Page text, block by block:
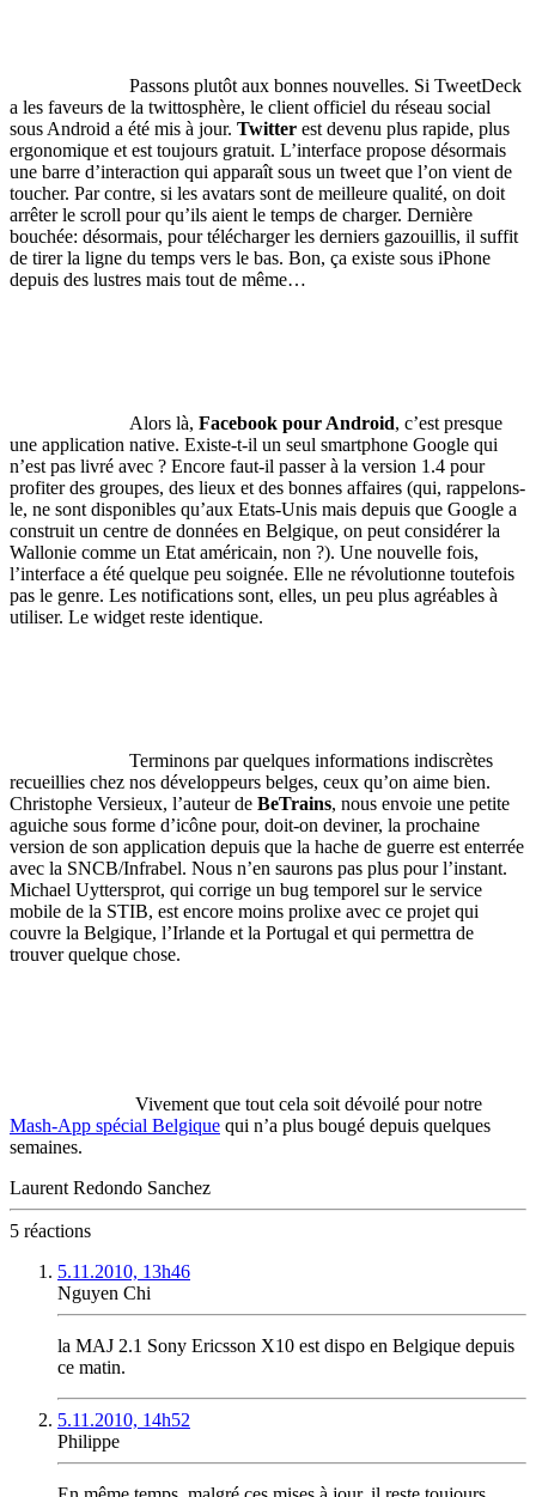
Passons plutôt aux bonnes nouvelles. Si TweetDeck
a les faveurs de la twittosphère, le client officiel du réseau social
sous Android a été mis à jour. Twitter est devenu plus rapide, plus
ergonomique et est toujours gratuit. L’interface propose désormais
une barre d’interaction qui apparaît sous un tweet que l’on vient de
toucher. Par contre, si les avatars sont de meilleure qualité, on doit
arrêter le scroll pour qu’ils aient le temps de charger. Dernière
bouchée: désormais, pour télécharger les derniers gazouillis, il suffit
de tirer la ligne du temps vers le bas. Bon, ça existe sous iPhone
depuis des lustres mais tout de même…
Alors là, Facebook pour Android, c’est presque
une application native. Existe-t-il un seul smartphone Google qui
n’est pas livré avec ? Encore faut-il passer à la version 1.4 pour
profiter des groupes, des lieux et des bonnes affaires (qui, rappelons-
le, ne sont disponibles qu’aux Etats-Unis mais depuis que Google a
construit un centre de données en Belgique, on peut considérer la
Wallonie comme un Etat américain, non ?). Une nouvelle fois,
l’interface a été quelque peu soignée. Elle ne révolutionne toutefois
pas le genre. Les notifications sont, elles, un peu plus agréables à
utiliser. Le widget reste identique.
Terminons par quelques informations indiscrètes
recueillies chez nos développeurs belges, ceux qu’on aime bien.
Christophe Versieux, l’auteur de BeTrains, nous envoie une petite
aguiche sous forme d’icône pour, doit-on deviner, la prochaine
version de son application depuis que la hache de guerre est enterrée
avec la SNCB/Infrabel. Nous n’en saurons pas plus pour l’instant.
Michael Uyttersprot, qui corrige un bug temporel sur le service
mobile de la STIB, est encore moins prolixe avec ce projet qui
couvre la Belgique, l’Irlande et la Portugal et qui permettra de
trouver quelque chose.
Vivement que tout cela soit dévoilé pour notre
Mash-App spécial Belgique qui n’a plus bougé depuis quelques
semaines.
Laurent Redondo Sanchez
5 réactions
5.11.2010, 13h46
Nguyen Chi
la MAJ 2.1 Sony Ericsson X10 est dispo en Belgique depuis
ce matin.
5.11.2010, 14h52
Philippe